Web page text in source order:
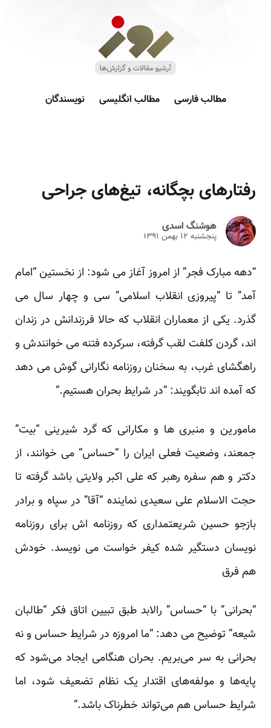
مطالب فارسی مطالب انگلیسی نویسندگان
رفتارهای بچگانه، تیغ‌های جراحی
هوشنگ اسدی
پنجشنبه ۱۲ بهمن ۱۳۹۱
“دهه مبارک فجر” از امروز آغاز می شود: از نخستین “امام
آمد” تا “پیروزی انقلاب اسلامی” سی و چهار سال می
گذرد. یکی از معماران انقلاب که حالا فرزندانش در زندان
اند، گردن کلفت لقب گرفته، سرکرده فتنه می خوانندش و
راهگشای غرب، به سخنان روزنامه نگارانی گوش می دهد
که آمده اند تابگویند: “در شرایط بحران هستیم.”
مامورین و منبری ها و مکارانی که گرد شیرینی “بیت”
جمعند، وضعیت فعلی ایران را “حساس” می خوانند، از
دکتر و هم سفره رهبر که علی اکبر ولایتی باشد گرفته تا
حجت الاسلام علی سعیدی نماینده “آقا” در سپاه و برادر
بازجو حسین شریعتمداری که روزنامه اش برای روزنامه
نویسان دستگیر شده کیفر خواست می نویسد. خودش
هم فرق
“بحرانی” با “حساس” رالابد طبق تبیین اتاق فکر “طالبان
شیعه” توضیح می دهد: “ما امروزه در شرایط حساس و نه
بحرانی به سر می‌بریم. بحران هنگامی ایجاد می‌شود که
پایه‌ها و مولفه‌های اقتدار یک نظام تضعیف شود، اما
شرایط حساس هم می‌تواند خطرناک باشد.”